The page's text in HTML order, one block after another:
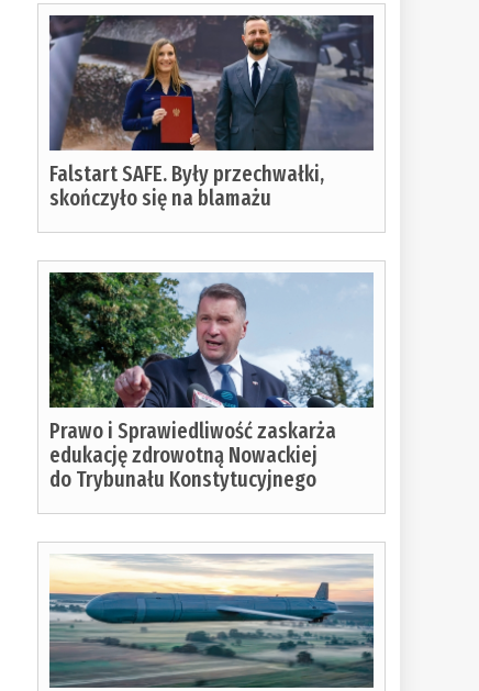
Falstart SAFE. Były przechwałki,
skończyło się na blamażu
Prawo i Sprawiedliwość zaskarża
edukację zdrowotną Nowackiej
do Trybunału Konstytucyjnego